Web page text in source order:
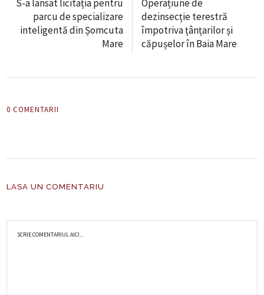
S-a lansat licitația pentru
parcu de specializare
inteligentă din Șomcuta
Mare
Operațiune de
dezinsecție terestră
împotriva țânțarilor și
căpușelor în Baia Mare
0 COMENTARII
LASA UN COMENTARIU